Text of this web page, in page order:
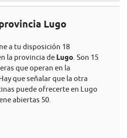
Lugo
a tu disposición 18
la provincia de Lugo . Son 15
que operan en la
Hay que señalar que la otra
puede ofrecerte en Lugo
abiertas 50.